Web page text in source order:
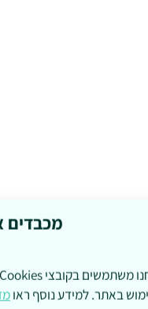
מכבדים
באתר. למידע נוסף ראו